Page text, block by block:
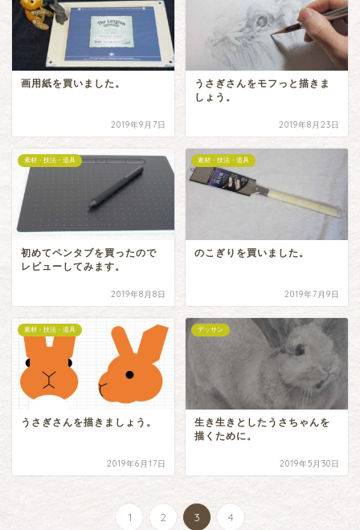
画用紙を買いました。
2019年9月7日
うさぎさんをモフっと描きま
しょう。
2019年8月23日
素材・技法・道具
初めてペンタブを買ったので
レビューしてみます。
2019年8月8日
素材・技法・道具
のこぎりを買いました。
2019年7月9日
素材・技法・道具
うさぎさんを描きましょう。
2019年6月17日
デッサン
生き生きとしたうさちゃんを
描くために。
2019年5月30日
1 2 3 4